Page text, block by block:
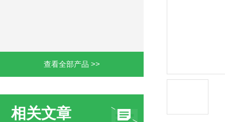
查看全部产品 >>
相关文章